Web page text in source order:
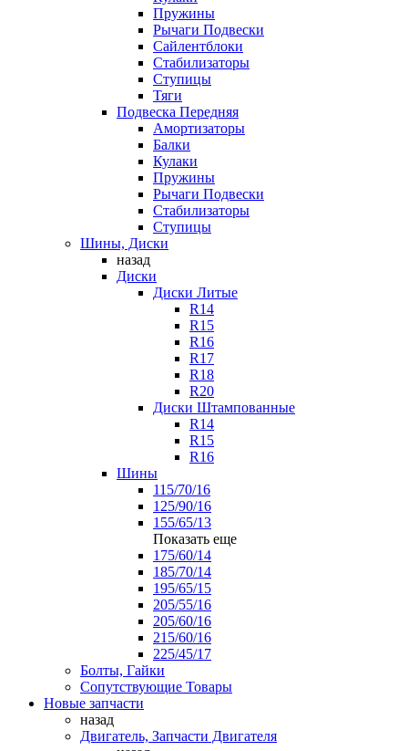
Пружины
Рычаги Подвески
Сайлентблоки
Стабилизаторы
Ступицы
Тяги
Подвеска Передняя
Амортизаторы
Балки
Кулаки
Пружины
Рычаги Подвески
Стабилизаторы
Ступицы
Шины, Диски
назад
Диски
Диски Литые
R14
R15
R16
R17
R18
R20
Диски Штампованные
R14
R15
R16
Шины
115/70/16
125/90/16
155/65/13
Показать еще
175/60/14
185/70/14
195/65/15
205/55/16
205/60/16
215/60/16
225/45/17
Болты, Гайки
Сопутствующие Товары
Новые запчасти
назад
Двигатель, Запчасти Двигателя